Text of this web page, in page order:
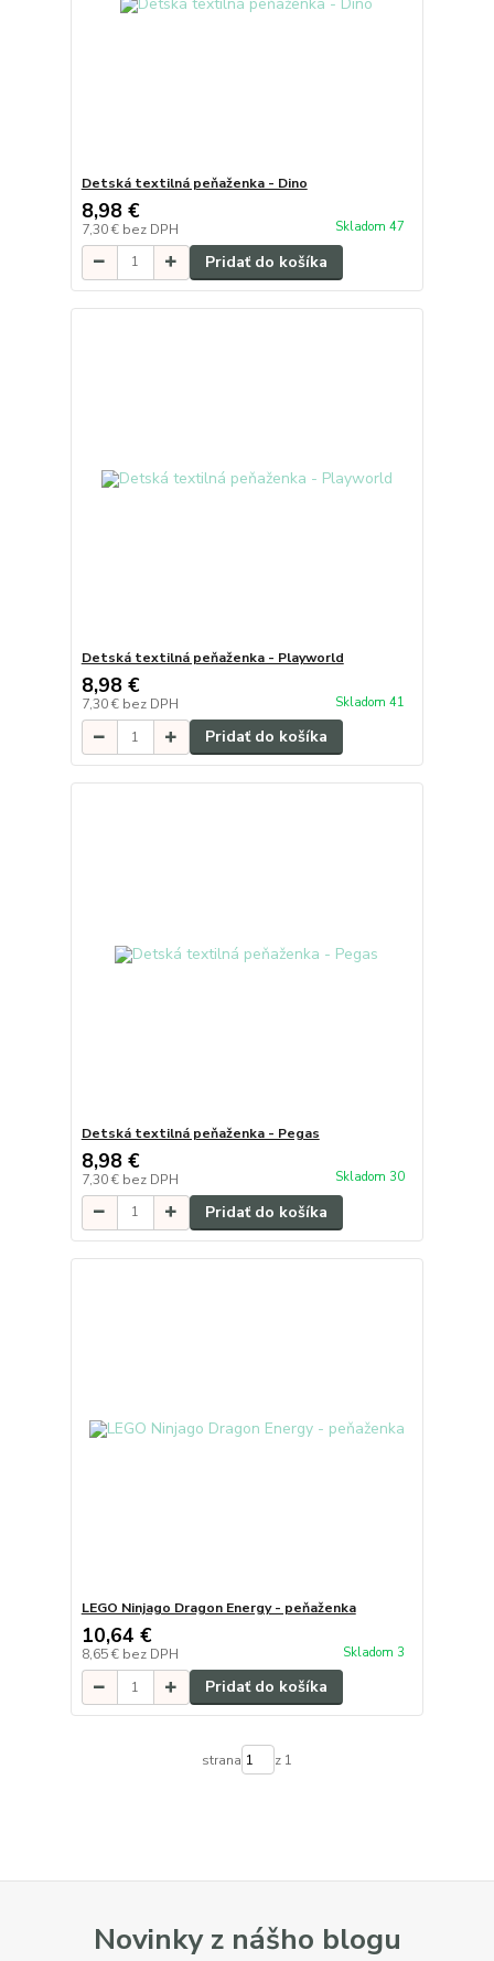
Detská textilná peňaženka - Dino
8,98 €
7,30 € bez DPH Skladom 47
Pridať do košíka
Detská textilná peňaženka - Playworld
8,98 €
7,30 € bez DPH Skladom 41
Pridať do košíka
Detská textilná peňaženka - Pegas
8,98 €
7,30 € bez DPH Skladom 30
Pridať do košíka
LEGO Ninjago Dragon Energy - peňaženka
10,64 €
8,65 € bez DPH Skladom 3
Pridať do košíka
strana z 1
Novinky z nášho blogu